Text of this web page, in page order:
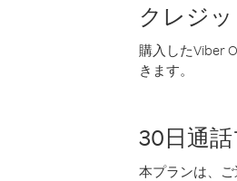
クレジ
購入したViber
きます。
30日通
本プランは、